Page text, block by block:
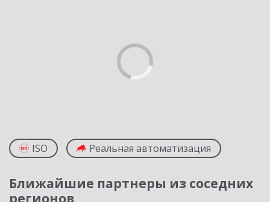
ISO Реальная автоматизация
Ближайшие партнеры из соседних
регионов